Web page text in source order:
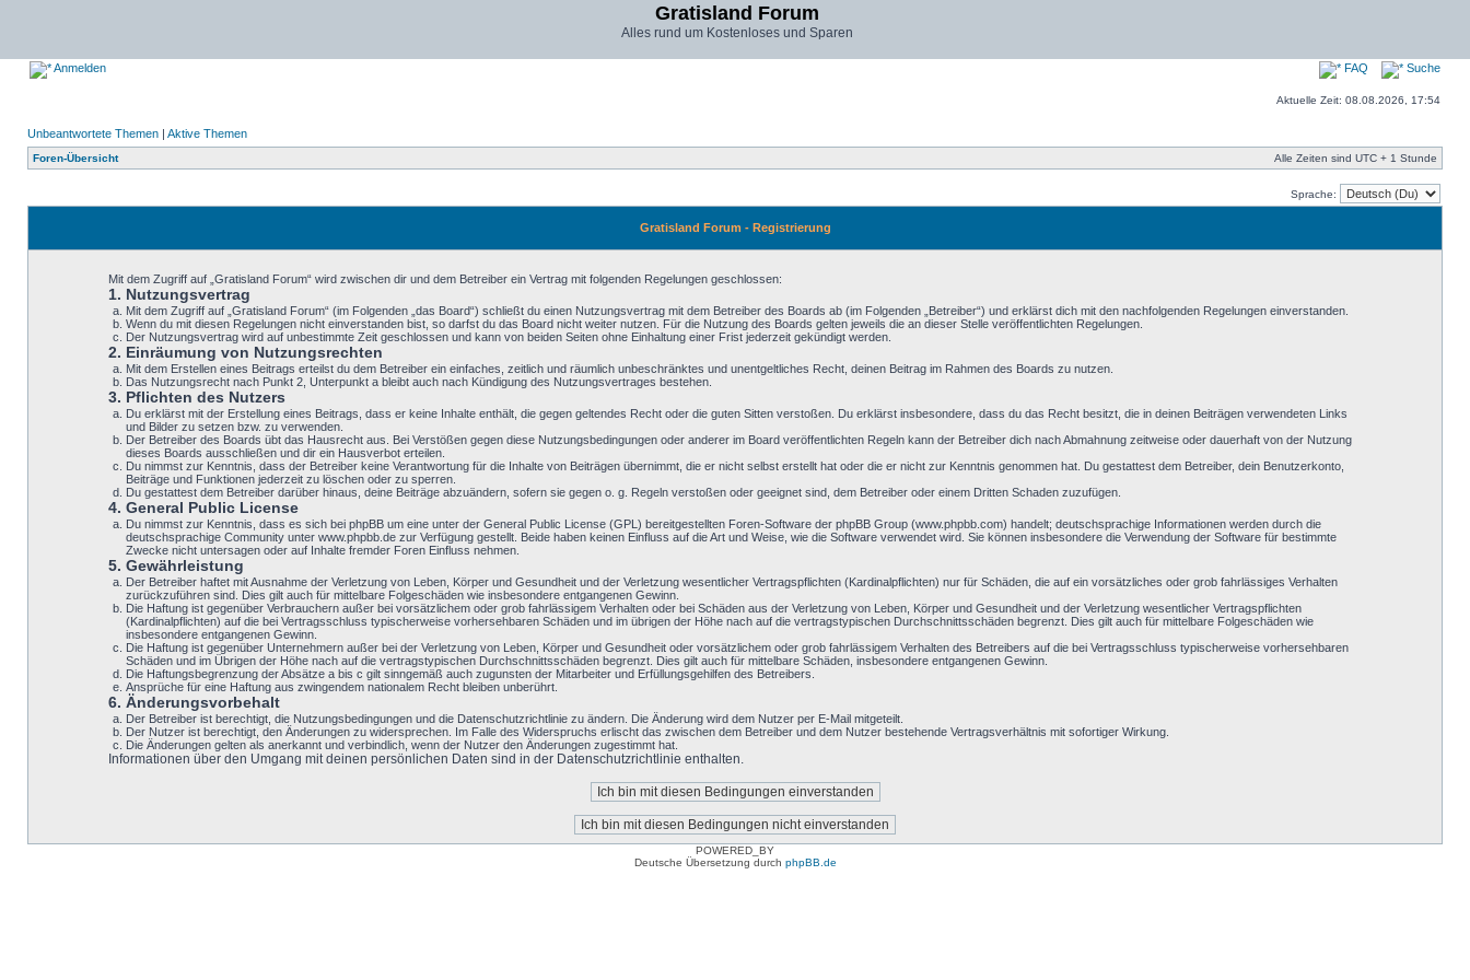
Gratisland Forum
Alles rund um Kostenloses und Sparen
Anmelden FAQ Suche
Aktuelle Zeit: 08.08.2026, 17:54
Unbeantwortete Themen | Aktive Themen
Foren-Übersicht Alle Zeiten sind UTC + 1 Stunde
Sprache:
Gratisland Forum - Registrierung
Mit dem Zugriff auf „Gratisland Forum“ wird zwischen dir und dem Betreiber ein Vertrag mit folgenden Regelungen geschlossen:
1. Nutzungsvertrag
Mit dem Zugriff auf „Gratisland Forum“ (im Folgenden „das Board“) schließt du einen Nutzungsvertrag mit dem Betreiber des Boards ab (im Folgenden „Betreiber“) und erklärst dich mit den nachfolgenden Regelungen einverstanden.
Wenn du mit diesen Regelungen nicht einverstanden bist, so darfst du das Board nicht weiter nutzen. Für die Nutzung des Boards gelten jeweils die an dieser Stelle veröffentlichten Regelungen.
Der Nutzungsvertrag wird auf unbestimmte Zeit geschlossen und kann von beiden Seiten ohne Einhaltung einer Frist jederzeit gekündigt werden.
2. Einräumung von Nutzungsrechten
Mit dem Erstellen eines Beitrags erteilst du dem Betreiber ein einfaches, zeitlich und räumlich unbeschränktes und unentgeltliches Recht, deinen Beitrag im Rahmen des Boards zu nutzen.
Das Nutzungsrecht nach Punkt 2, Unterpunkt a bleibt auch nach Kündigung des Nutzungsvertrages bestehen.
3. Pflichten des Nutzers
Du erklärst mit der Erstellung eines Beitrags, dass er keine Inhalte enthält, die gegen geltendes Recht oder die guten Sitten verstoßen. Du erklärst insbesondere, dass du das Recht besitzt, die in deinen Beiträgen verwendeten Links
und Bilder zu setzen bzw. zu verwenden.
Der Betreiber des Boards übt das Hausrecht aus. Bei Verstößen gegen diese Nutzungsbedingungen oder anderer im Board veröffentlichten Regeln kann der Betreiber dich nach Abmahnung zeitweise oder dauerhaft von der Nutzung
dieses Boards ausschließen und dir ein Hausverbot erteilen.
Du nimmst zur Kenntnis, dass der Betreiber keine Verantwortung für die Inhalte von Beiträgen übernimmt, die er nicht selbst erstellt hat oder die er nicht zur Kenntnis genommen hat. Du gestattest dem Betreiber, dein Benutzerkonto,
Beiträge und Funktionen jederzeit zu löschen oder zu sperren.
Du gestattest dem Betreiber darüber hinaus, deine Beiträge abzuändern, sofern sie gegen o. g. Regeln verstoßen oder geeignet sind, dem Betreiber oder einem Dritten Schaden zuzufügen.
4. General Public License
Du nimmst zur Kenntnis, dass es sich bei phpBB um eine unter der General Public License (GPL) bereitgestellten Foren-Software der phpBB Group (www.phpbb.com) handelt; deutschsprachige Informationen werden durch die
deutschsprachige Community unter www.phpbb.de zur Verfügung gestellt. Beide haben keinen Einfluss auf die Art und Weise, wie die Software verwendet wird. Sie können insbesondere die Verwendung der Software für bestimmte
Zwecke nicht untersagen oder auf Inhalte fremder Foren Einfluss nehmen.
5. Gewährleistung
Der Betreiber haftet mit Ausnahme der Verletzung von Leben, Körper und Gesundheit und der Verletzung wesentlicher Vertragspflichten (Kardinalpflichten) nur für Schäden, die auf ein vorsätzliches oder grob fahrlässiges Verhalten
zurückzuführen sind. Dies gilt auch für mittelbare Folgeschäden wie insbesondere entgangenen Gewinn.
Die Haftung ist gegenüber Verbrauchern außer bei vorsätzlichem oder grob fahrlässigem Verhalten oder bei Schäden aus der Verletzung von Leben, Körper und Gesundheit und der Verletzung wesentlicher Vertragspflichten
(Kardinalpflichten) auf die bei Vertragsschluss typischerweise vorhersehbaren Schäden und im übrigen der Höhe nach auf die vertragstypischen Durchschnittsschäden begrenzt. Dies gilt auch für mittelbare Folgeschäden wie
insbesondere entgangenen Gewinn.
Die Haftung ist gegenüber Unternehmern außer bei der Verletzung von Leben, Körper und Gesundheit oder vorsätzlichem oder grob fahrlässigem Verhalten des Betreibers auf die bei Vertragsschluss typischerweise vorhersehbaren
Schäden und im Übrigen der Höhe nach auf die vertragstypischen Durchschnittsschäden begrenzt. Dies gilt auch für mittelbare Schäden, insbesondere entgangenen Gewinn.
Die Haftungsbegrenzung der Absätze a bis c gilt sinngemäß auch zugunsten der Mitarbeiter und Erfüllungsgehilfen des Betreibers.
Ansprüche für eine Haftung aus zwingendem nationalem Recht bleiben unberührt.
6. Änderungsvorbehalt
Der Betreiber ist berechtigt, die Nutzungsbedingungen und die Datenschutzrichtlinie zu ändern. Die Änderung wird dem Nutzer per E-Mail mitgeteilt.
Der Nutzer ist berechtigt, den Änderungen zu widersprechen. Im Falle des Widerspruchs erlischt das zwischen dem Betreiber und dem Nutzer bestehende Vertragsverhältnis mit sofortiger Wirkung.
Die Änderungen gelten als anerkannt und verbindlich, wenn der Nutzer den Änderungen zugestimmt hat.
Informationen über den Umgang mit deinen persönlichen Daten sind in der Datenschutzrichtlinie enthalten.
POWERED_BY
Deutsche Übersetzung durch phpBB.de